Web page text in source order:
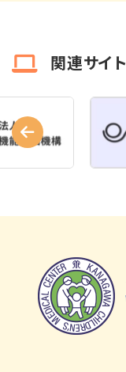
関連サイト